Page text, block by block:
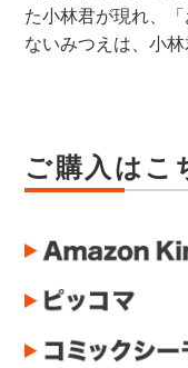
た小林君が現れ、
ないみつえは、小
ご購入はこ